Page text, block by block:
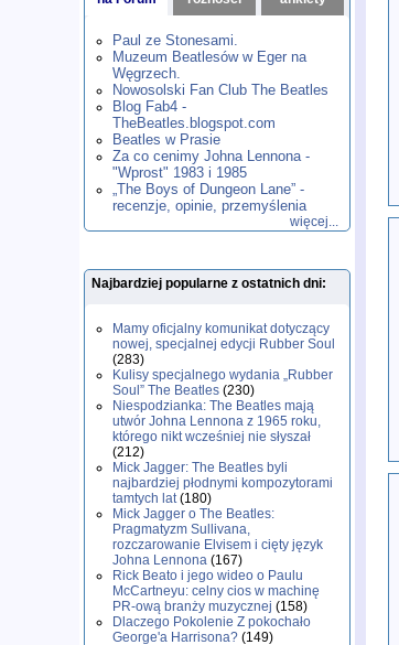
,1982,1983 ,1984,
1985, 1986,1987,1988
1990,1991 ,1992,1993 ,1994,
1995,1996, 1999
2000,2001,2002 ,2003,2004,
2005,2006, 2007
2010,2011,2012,2013,2014
2015,2016, 2017,
2020,2021,2022,2023,2024 ,
2025,2026
Paul ze Stonesami.
Muzeum Beatlesów w Eger na
Węgrzech.
Nowosolski Fan Club The Beatles
Blog Fab4 -
TheBeatles.blogspot.com
Beatles w Prasie
Za co cenimy Johna Lennona -
"Wprost" 1983 i 1985
„The Boys of Dungeon Lane” -
recenzje, opinie, przemyślenia
więcej...
Najbardziej popularne z ostatnich dni:
Mamy oficjalny komunikat dotyczący
nowej, specjalnej edycji Rubber Soul
(283)
Kulisy specjalnego wydania „Rubber
Soul” The Beatles (230)
Niespodzianka: The Beatles mają
utwór Johna Lennona z 1965 roku,
którego nikt wcześniej nie słyszał
(212)
Mick Jagger: The Beatles byli
najbardziej płodnymi kompozytorami
tamtych lat(180)
Mick Jagger o The Beatles:
Pragmatyzm Sullivana,
rozczarowanie Elvisem i cięty język
Johna Lennona (167)
Rick Beato i jego wideo o Paulu
McCartneyu: celny cios w machinę
PR-ową branży muzycznej (158)
Dlaczego Pokolenie Z pokochało
George'a Harrisona? (149)